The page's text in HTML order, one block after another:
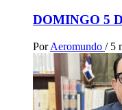
DOMINGO 5
Por Aeromundo / 5